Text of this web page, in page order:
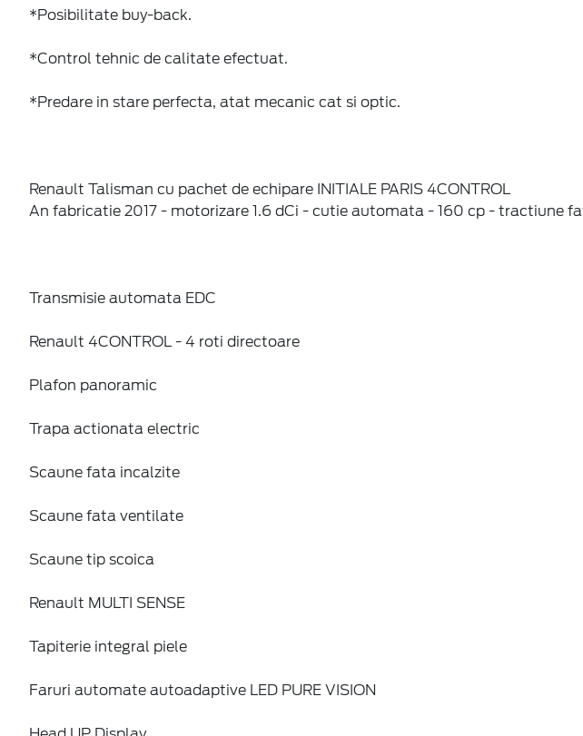
*Posibilitate buy-back.
*Control tehnic de calitate efectuat.
*Predare in stare perfecta, atat mecanic cat si optic.
Renault Talisman cu pachet de echipare INITIALE PARIS 4CONTROL
An fabricatie 2017 - motorizare 1.6 dCi - cutie automata - 160 cp - tractiune
Transmisie automata EDC
Renault 4CONTROL - 4 roti directoare
Plafon panoramic
Trapa actionata electric
Scaune fata incalzite
Scaune fata ventilate
Scaune tip scoica
Renault MULTI SENSE
Tapiterie integral piele
Faruri automate autoadaptive LED PURE VISION